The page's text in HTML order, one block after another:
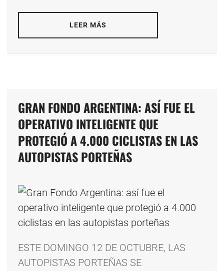
LEER MÁS
GRAN FONDO ARGENTINA: ASÍ FUE EL
OPERATIVO INTELIGENTE QUE
PROTEGIÓ A 4.000 CICLISTAS EN LAS
AUTOPISTAS PORTEÑAS
ESTE DOMINGO 12 DE OCTUBRE, LAS
AUTOPISTAS PORTEÑAS SE